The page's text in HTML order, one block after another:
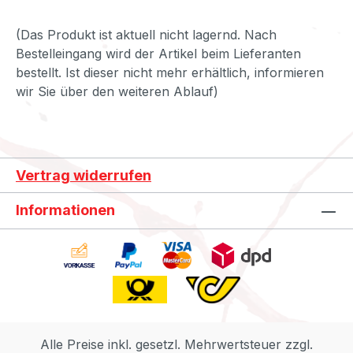
(Das Produkt ist aktuell nicht lagernd. Nach
Bestelleingang wird der Artikel beim Lieferanten
bestellt. Ist dieser nicht mehr erhältlich, informieren
wir Sie über den weiteren Ablauf)
Vertrag widerrufen
Informationen
Alle Preise inkl. gesetzl. Mehrwertsteuer zzgl.